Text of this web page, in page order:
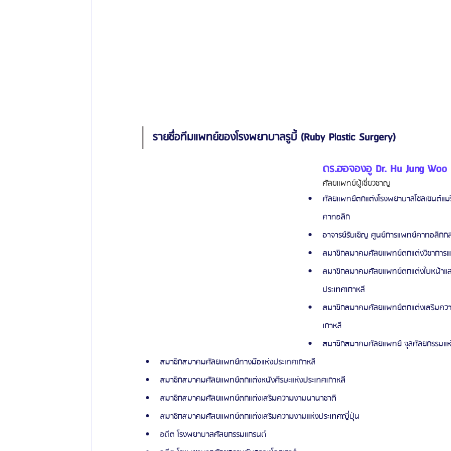
รายชื่อทีมแพทย์ของโรงพยาบาลรูบี้ (Ruby Plastic Surgery)
ดร.ฮอจองอู Dr. Hu Jung Woo
ศัลยแพทย์ผู้เชี่ยวชาญ
ศัลยแพทย์ตกแต่งโรงพยาบาลโซลเซนต์แ
คาทอลิก
อาจารย์รับเชิญ ศูนย์การแพทย์คาทอลิกก
สมาชิกสมาคมศัลยแพทย์ตกแต่งวิชาการแ
สมาชิกสมาคมศัลยแพทย์ตกแต่งใบหน้าแล
ประเทศเกาหลี
สมาชิกสมาคมศัลยแพทย์ตกแต่งเสริมคว
เกาหลี
สมาชิกสมาคมศัลยแพทย์ จุลศัลยกรรมแห่
สมาชิกสมาคมศัลยแพทย์ทางมือแห่งประเทศเกาหลี
สมาชิกสมาคมศัลยแพทย์ตกแต่งหนังศีรษะแห่งประเทศเกาหลี
สมาชิกสมาคมศัลยแพทย์ตกแต่งเสริมความงามนานาชาติ
สมาชิกสมาคมศัลยแพทย์ตกแต่งเสริมความงามแห่งประเทศญี่ปุ่น
อดีต โรงพยาบาลศัลยกรรมแกรนด์